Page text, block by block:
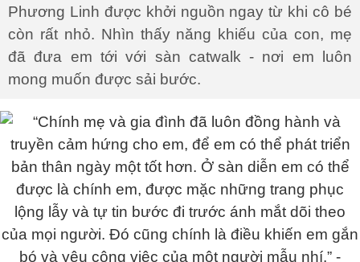
Phương Linh được khởi nguồn ngay từ khi cô bé
còn rất nhỏ. Nhìn thấy năng khiếu của con, mẹ
đã đưa em tới với sàn catwalk - nơi em luôn
mong muốn được sải bước.